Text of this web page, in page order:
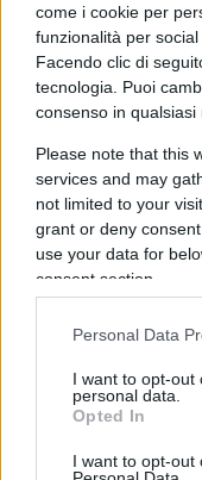
come i cookie per
funzionalità per
Facendo clic di
tecnologia. Puoi
consenso in
Please note that this
services and may
not limited to your
grant or deny
use your data for
consent section.
Personal Data
I want to opt-out
personal data.
Opted In
I want to opt-out
che nei luoghi
sventolata, quel
essere esposto.
spaventosa,